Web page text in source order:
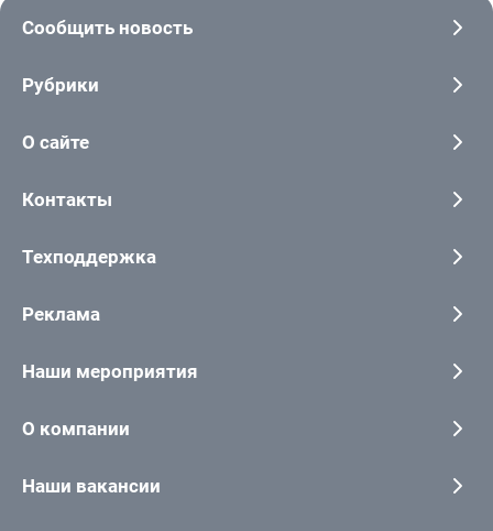
Сообщить новость
Рубрики
О сайте
Контакты
Техподдержка
Реклама
Наши мероприятия
О компании
Наши вакансии